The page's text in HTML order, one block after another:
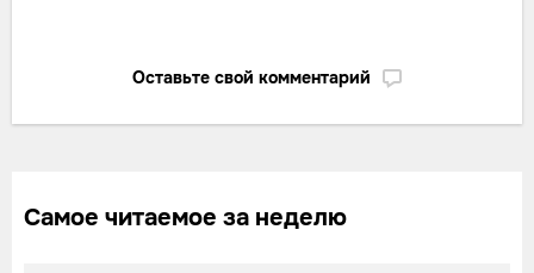
Оставьте свой комментарий
Самое читаемое за неделю